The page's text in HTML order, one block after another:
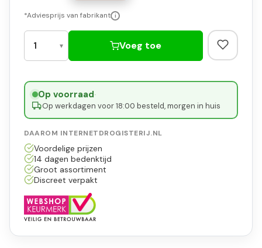
*Adviesprijs van fabrikant i
Voeg toe
Op voorraad·
Op werkdagen voor 18:00 besteld, morgen in huis
DAAROM INTERNETDROGISTERIJ.NL
Voordelige prijzen
14 dagen bedenktijd
Groot assortiment
Discreet verpakt